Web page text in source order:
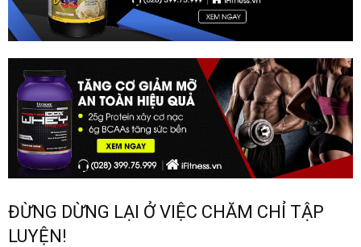
ĐỪNG DỪNG LẠI Ở VIỆC CHĂM CHỈ TẬP
LUYỆN!